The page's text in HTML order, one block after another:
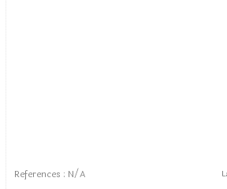
References : N/A